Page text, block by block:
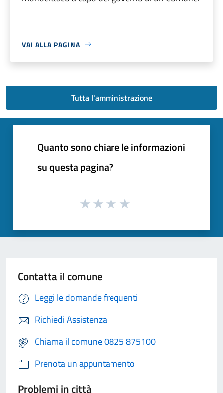
VAI ALLA PAGINA
Tutta l'amministrazione
Quanto sono chiare le informazioni
su questa pagina?
Contatta il comune
Leggi le domande frequenti
Richiedi Assistenza
Chiama il comune 0825 875100
Prenota un appuntamento
Problemi in città